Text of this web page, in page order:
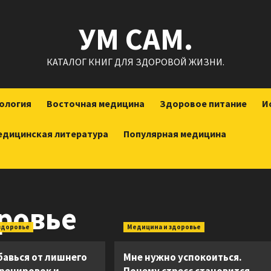
УМ САМ.
КАТАЛОГ КНИГ ДЛЯ ЗДОРОВОЙ ЖИЗНИ.
Восточная медицина Здоровое питание
литература Популярная медицина
от лишнего
Медицина и здоровье
Мне нужно успокоиться.